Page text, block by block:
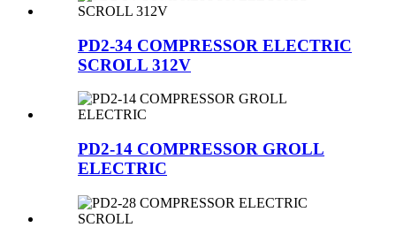
PD2-34 COMPRESSOR ELECTRIC
SCROLL 312V
PD2-14 COMPRESSOR GROLL
ELECTRIC